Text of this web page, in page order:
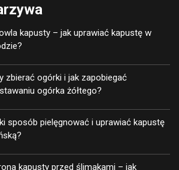
kapusty – jak uprawiać kapustę w
zbierać ogórki i jak zapobiegać
ogórka żółtego?
sposób pielęgnować i uprawiać kapustę
kapusty przed ślimakami – jak